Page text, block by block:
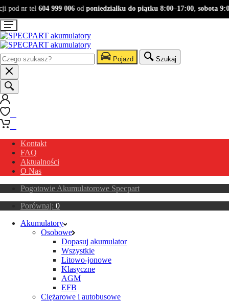
pod nr tel604 999 006odponiedziałku do piątku 8:00–17:00,sobota
Pojazd Szukaj
Kontakt
FAQ
Aktualności
O Nas
Pogotowie Akumulatorowe Specpart
Porównaj: 0
Akumulatory
Osobowe
Dopasuj akumulator
Wszystkie
Litowo-jonowe
Klasyczne
AGM
EFB
Ciężarowe i autobusowe